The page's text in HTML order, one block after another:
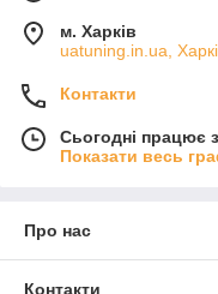
м. Харків
uatuning.in.ua,
Контакти
Сьогодні працює
Показати весь
Про нас
Контакти